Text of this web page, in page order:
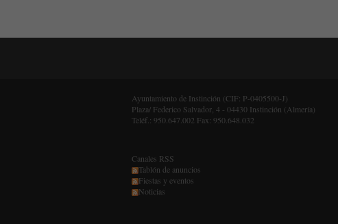
Ayuntamiento de Instinción (CIF: P-0405500-J)
Plaza/ Federico Salvador, 4 - 04430 Instinción (Almería)
Teléf.: 950.647.002 Fax: 950.648.032
Canales RSS
Tablón de anuncios
Fiestas y eventos
Noticias